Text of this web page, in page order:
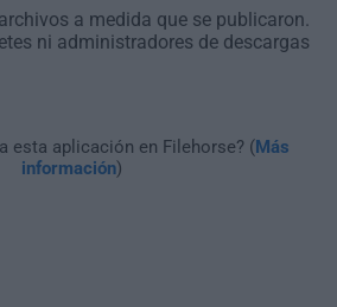
a medida que se publicaron.
ni administradores de descargas
esta aplicación en Filehorse? (Más
información)